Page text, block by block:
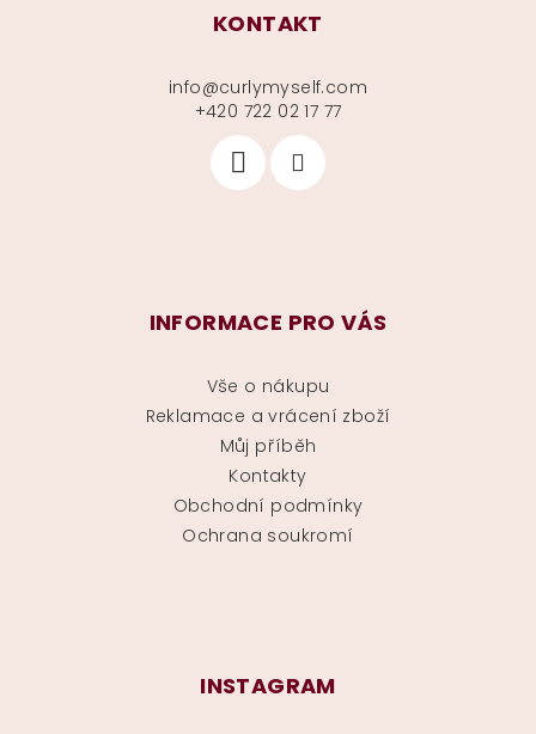
KONTAKT
info@curlymyself.com
+420 722 02 17 77
INFORMACE PRO VÁS
Vše o nákupu
Reklamace a vrácení zboží
Můj příběh
Kontakty
Obchodní podmínky
Ochrana soukromí
INSTAGRAM